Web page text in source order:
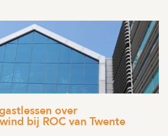
over
bij ROC van Twente